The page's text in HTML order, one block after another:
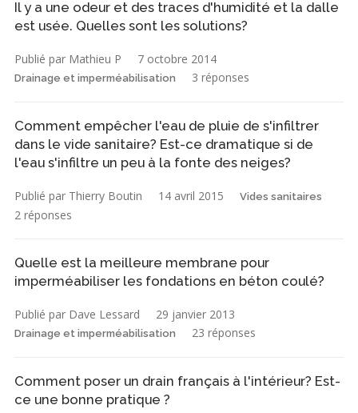
Il y a une odeur et des traces d'humidité et la dalle
est usée. Quelles sont les solutions?
Publié par Mathieu P 7 octobre 2014
Drainage et imperméabilisation 3 réponses
Comment empêcher l'eau de pluie de s'infiltrer
dans le vide sanitaire? Est-ce dramatique si de
l'eau s'infiltre un peu à la fonte des neiges?
Publié par Thierry Boutin 14 avril 2015 Vides sanitaires
2 réponses
Quelle est la meilleure membrane pour
imperméabiliser les fondations en béton coulé?
Publié par Dave Lessard 29 janvier 2013
Drainage et imperméabilisation 23 réponses
Comment poser un drain français à l'intérieur? Est-
ce une bonne pratique ?